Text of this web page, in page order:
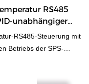
RS485
unabhängiger
RS485-Steuerung mit
Betriebs der SPS-